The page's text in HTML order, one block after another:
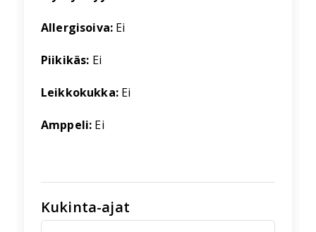
Allergisoiva: Ei
Piikikäs: Ei
Leikkokukka: Ei
Amppeli: Ei
Kukinta-ajat